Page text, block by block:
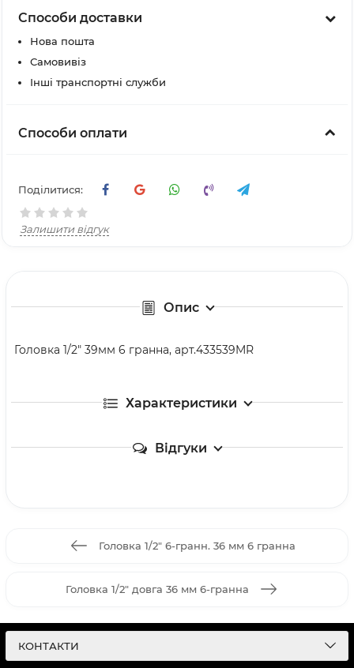
Способи доставки
Нова пошта
Самовивіз
Інші транспортні служби
Способи оплати
Поділитися:
Залишити відгук
Опис
Головка 1/2" 39мм 6 гранна, арт.433539MR
Характеристики
Відгуки
Головка 1/2" 6-гранн. 36 мм 6 гранна
Головка 1/2" довга 36 мм 6-гранна
КОНТАКТИ